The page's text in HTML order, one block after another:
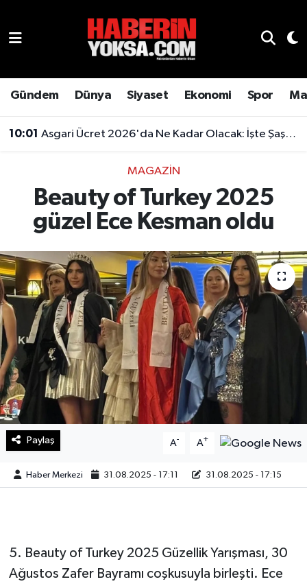
Gündem Dünya Siyaset Ekonomi Spor
10:01 Asgari Ücret 2026'da Ne Kadar Olacak: İşte Şaşırtan Rakam
MAGAZIN
Beauty of Turkey 2025
güzel Ece Kesman oldu
Paylaş A- A+
Haber Merkezi 31.08.2025 - 17:11 31.08.2025 - 17:15
5. Beauty of Turkey 2025 Güzellik Yarışması, 30
Ağustos Zafer Bayramı coşkusuyla birleşti. Ece
Genel
Gündem
Magazin
Otomobil
Sağlık
Teknoloji
Yaşam
Hava Durumu
Son Dakika Haberleri
Haber Arşivi